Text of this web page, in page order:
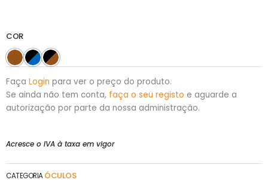
COR
Faça Login para ver o preço do produto.
Se ainda não tem conta, faça o seu registo e aguarde a
autorização por parte da nossa administração.
Acresce o IVA à taxa em vigor
CATEGORIA ÓCULOS